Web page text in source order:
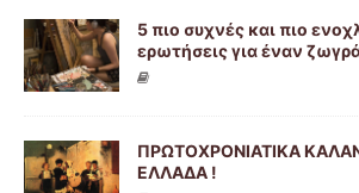
5 πιο συχνές και πιο
ερωτήσεις για έναν
ΠΡΩΤΟΧΡΟΝΙΑΤΙΚΑ
ΕΛΛΑΔΑ !